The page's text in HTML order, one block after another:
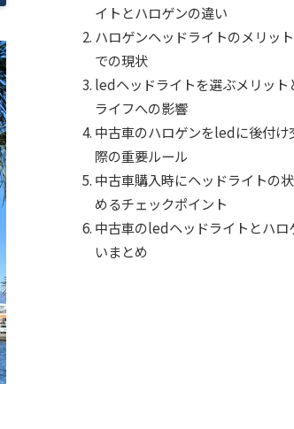
イトとハロゲンの違い
ハロゲンヘッドライトのメリッ
での現状
ledヘッドライトを選ぶメリット
ライフへの影響
中古車のハロゲンをledに後付け
際の重要ルール
中古車購入時にヘッドライトの
めるチェックポイント
中古車のledヘッドライトとハロ
いまとめ